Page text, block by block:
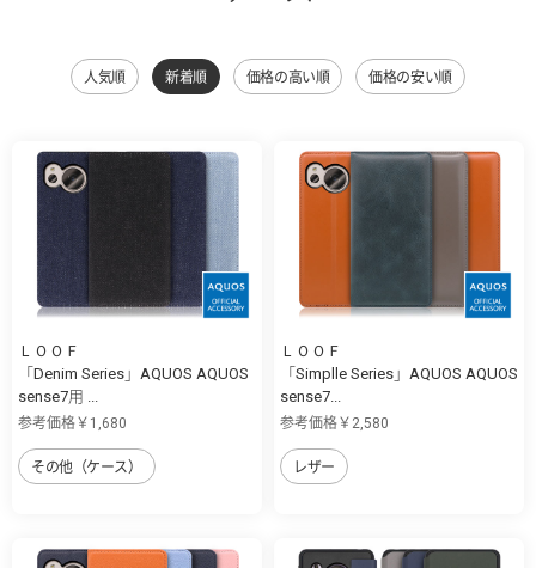
人気順 新着順 価格の高い順 価格の安い順
ＬＯＯＦ
「Denim Series」AQUOS AQUOS
sense7用 ...
参考価格￥1,680
その他（ケース）
ＬＯＯＦ
「Simplle Series」AQUOS AQUOS
sense7...
参考価格￥2,580
レザー